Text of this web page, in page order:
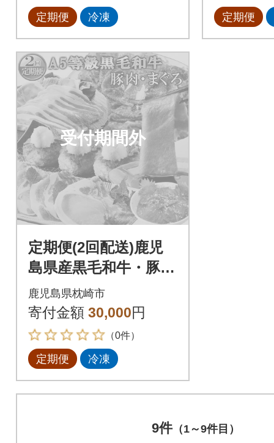
定期便 冷凍 定期便
受付期間外
定期便(2回配送)鹿児
島県産黒毛和牛・豚
肉・まぐろ 10月20
日受付終了 DD-6003
鹿児島県枕崎市
寄付金額 30,000円
（0件）
定期便 冷凍
9件（1～9件目）